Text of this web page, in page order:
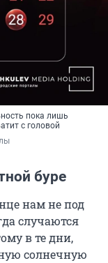
пока лишь
с головой
буре
нам не под
случаются
в те дни,
солнечную